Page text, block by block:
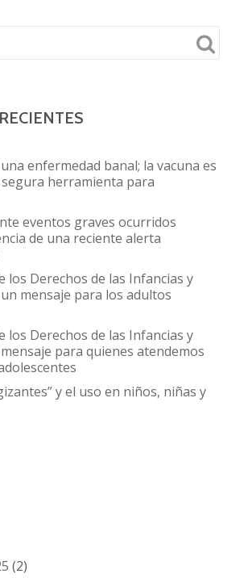
estreptococo
y
enfermedad banal; la vacuna es
herramienta para
eventos graves ocurridos
de una reciente alerta
los Derechos de las Infancias y
mensaje para los adultos
los Derechos de las Infancias y
para quienes atendemos
y el uso en niños, niñas y
(2)